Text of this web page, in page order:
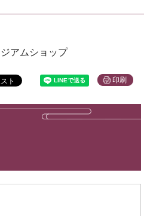
アムショップ
印刷